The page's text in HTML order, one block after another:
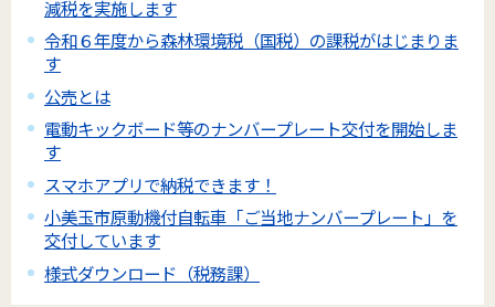
減税を実施します
令和６年度から森林環境税（国税）の課税がはじまりま
す
公売とは
電動キックボード等のナンバープレート交付を開始しま
す
スマホアプリで納税できます！
小美玉市原動機付自転車「ご当地ナンバープレート」を
交付しています
様式ダウンロード（税務課）